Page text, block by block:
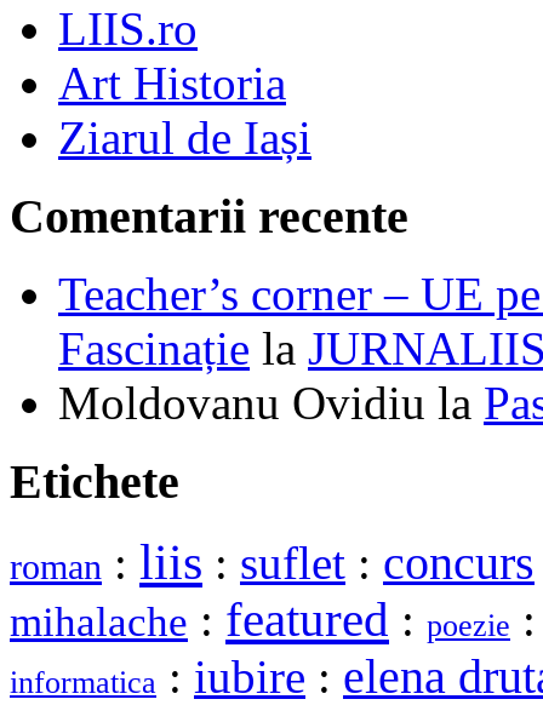
LIIS.ro
Art Historia
Ziarul de Iași
Comentarii recente
Teacher’s corner – UE
Fascinație la
Moldovanu Ovidiu la
Etichete
roman : liis : suflet : concurs
mihalache : featured : poezie
informatica : iubire : elena